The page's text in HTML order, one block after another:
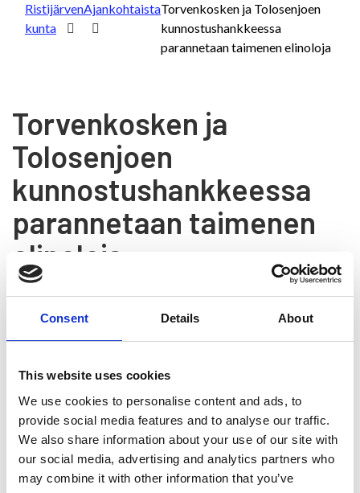
Consent Details About
This website uses cookies
We use cookies to personalise content and ads, to
provide social media features and to analyse our traffic.
We also share information about your use of our site with
our social media, advertising and analytics partners who
may combine it with other information that you’ve
Ristijärven
kunta
AjankohtaistaTorvenkosken ja Tolosenjoen
kunnostushankkeessa
parannetaan taimenen elinoloja
Torvenkosken ja
Tolosenjoen
kunnostushankkeessa
parannetaan taimenen
elinoloja
17.8.2021 Fortum